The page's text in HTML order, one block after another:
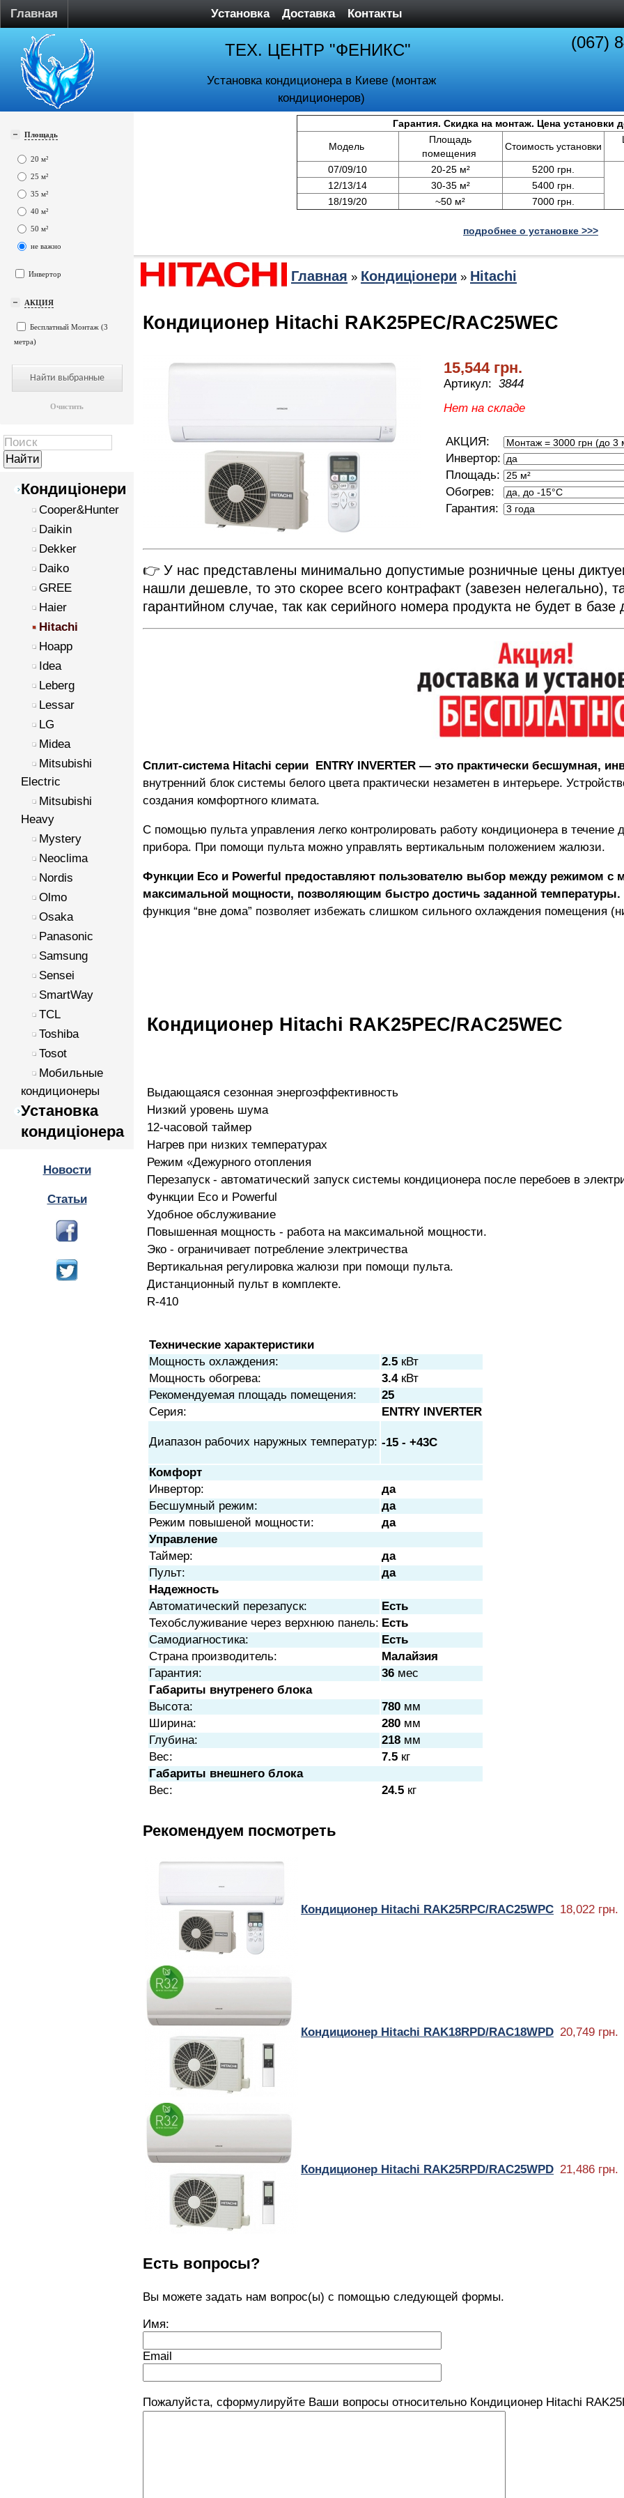
Главная Установка Доставка Контакты
ТЕХ. ЦЕНТР "ФЕНИКС"
Установка кондиционера в Киеве (монтаж
кондиционеров)
(067)
Площадь
20 м²
25 м²
35 м²
40 м²
50 м²
не важно
Инвертор
АКЦИЯ
Бесплатный Монтаж (3
метра)
Очистить
Кондиціонери
Cooper&Hunter
Daikin
Dekker
Daiko
GREE
Haier
Hitachi
Hoapp
Idea
Leberg
Lessar
LG
Midea
Mitsubishi
Electric
Mitsubishi
Heavy
Mystery
Neoclima
Nordis
Olmo
Osaka
Panasonic
Samsung
Sensei
SmartWay
TCL
Toshiba
Tosot
Мобильные
кондиционеры
Установка
кондиціонера
Новости
Статьи
Гарантия. Скидка на монтаж. Цена установки
Модель
Площадь
помещения
Стоимость установки
07/09/10
20-25 м² 5200 грн.
12/13/14 30-35 м²
5400 грн.
18/19/20
~50 м² 7000 грн.
подробнее о установке >>>
Главная » Кондиціонери » Hitachi
Кондиционер Hitachi RAK25PEC/RAC25WEC
15,544 грн.
Артикул: 3844
Нет на складе
АКЦИЯ:
Инвертор:
Площадь:
Обогрев:
Гарантия:
👉 У нас представлены минимально допустимые розничные цены
нашли дешевле, то это скорее всего контрафакт (завезен нелегально),
гарантийном случае, так как серийного номера продукта не будет в
Сплит-система Hitachi серии ENTRY INVERTER — это практически бесшумная,
внутренний блок системы белого цвета практически незаметен в интерьере.
создания комфортного климата.
С помощью пульта управления легко контролировать работу кондиционера в течение
прибора. При помощи пульта можно управлять вертикальным положением жалюзи.
Функции Eco и Powerful предоставляют пользователю выбор между режимом с
максимальной мощности, позволяющим быстро достичь заданной температуры.
функция “вне дома” позволяет избежать слишком сильного охлаждения помещения
Кондиционер Hitachi RAK25PEC/RAC25WEC
Выдающаяся сезонная энергоэффективность
Низкий уровень шума
12-часовой таймер
Нагрев при низких температурах
Режим «Дежурного отопления
Перезапуск - автоматический запуск системы кондиционера после перебоев в
Функции Eco и Powerful
Удобное обслуживание
Повышенная мощность - работа на максимальной мощности.
Эко - ограничивает потребление электричества
Вертикальная регулировка жалюзи при помощи пульта.
Дистанционный пульт в комплекте.
R-410
Технические характеристики
Мощность охлаждения:
2.5 кВт
Мощность обогрева:
3.4кВт
Рекомендуемая площадь помещения:
25
Серия:
ENTRY INVERTER
Диапазон рабочих наружных температур: -15 - +43C
Комфорт
Инвертор:
да
Бесшумный режим:
да
Режим повышеной мощности:
да
Управление
Таймер:
да
Пульт:
да
Надежность
Автоматический перезапуск:
Есть
Техобслуживание через верхнюю панель: Есть
Самодиагностика:
Есть
Страна производитель:
Малайзия
Гарантия:
36 мес
Габариты внутренего блока
Высота:
780 мм
Ширина:
280 мм
Глубина:
218 мм
Вес:
7.5 кг
Габариты внешнего блока
Вес:
24.5 кг
Рекомендуем посмотреть
Кондиционер Hitachi RAK25RPC/RAC25WPC 18,022 грн.
Кондиционер Hitachi RAK18RPD/RAC18WPD 20,749 грн.
Кондиционер Hitachi RAK25RPD/RAC25WPD 21,486 грн.
Есть вопросы?
Вы можете задать нам вопрос(ы) с помощью следующей формы.
Имя:
Email
Пожалуйста, сформулируйте Ваши вопросы относительно Кондиционер Hitachi